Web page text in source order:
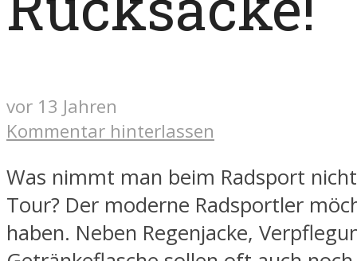
vor 13 Jahren
Kommentar hinterlassen
Was nimmt man beim Radsport
Tour? Der moderne Radsportler
haben. Neben Regenjacke,